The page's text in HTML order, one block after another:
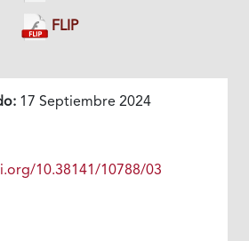
FLIP
17 Septiembre 2024
10.38141/10788/03